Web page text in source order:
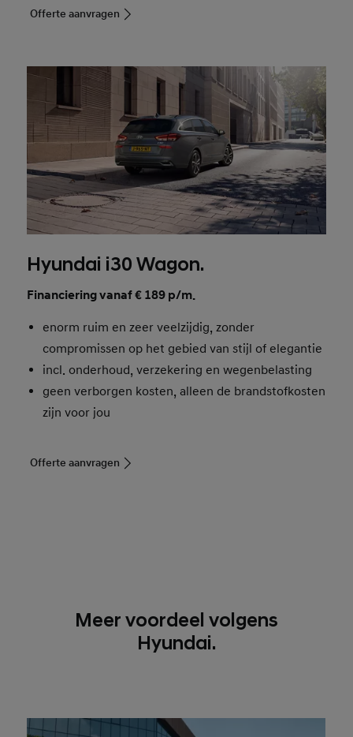
Offerte aanvragen
Hyundai i30 Wagon.
Financiering vanaf € 189 p/m.
enorm ruim en zeer veelzijdig, zonder
compromissen op het gebied van stijl of elegantie
incl. onderhoud, verzekering en wegenbelasting
geen verborgen kosten, alleen de brandstofkosten
zijn voor jou
Offerte aanvragen
Meer voordeel volgens
Hyundai.